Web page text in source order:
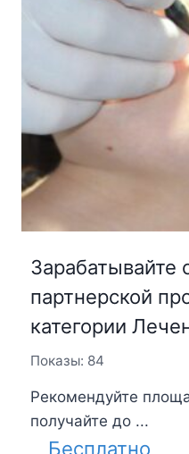
Зарабатывайте
партнерской
категории
Показы: 84
Рекомендуйте
получайте до ...
Бесплатно